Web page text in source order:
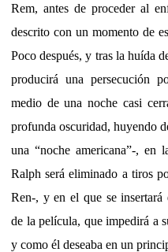
Rem, antes de proceder al
descrito con un momento de
Poco después, y tras la huída
producirá una persecución
medio de una noche casi
profunda oscuridad, huyendo
una “noche americana”-, en
Ralph será eliminado a tiros
Ren-, y en el que se insertará
de la película, que impedirá a
y como él deseaba en un